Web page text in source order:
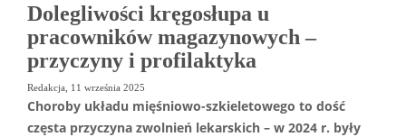
Dolegliwości kręgosłupa u
pracowników magazynowych –
przyczyny i profilaktyka
Redakcja 11 września 2025
Choroby układu mięśniowo-szkieletowego to dość
częsta przyczyna zwolnień lekarskich – w 2024 r. były